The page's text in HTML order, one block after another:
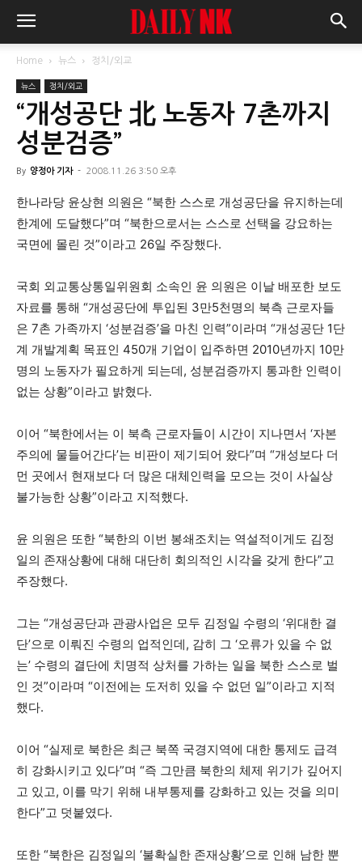
Home 뉴스 정치/외교
뉴스 정치/외교
“개성공단 北 노동자 7촌까지
성분검증”
By 양정아 기자 - 2008.11.26 3:50 오후
한나라당 윤상현 의원은 “북한 스스로 개성공단을 유지하는데
한계에 도달했다”며 “북한으로서는 스스로 선택을 강요하는
국면에 몰린 것”이라고 26일 주장했다.
국회 외교통상통일위원회 소속인 윤 의원은 이날 배포한 보도
자료를 통해 “개성공단에 투입된 3만5천명의 북측 근로자들
은 7촌 가족까지 ‘성분검증’을 마친 인력”이라며 “개성공단 1단
계 개발계획 목표인 450개 기업이 입주하면 2010년까지 10만
명의 노동자가 필요하게 되는데, 성분검증까지 통과한 인력이
없는 상황”이라고 밝혔다.
이어 “북한에서는 이 북측 근로자들이 시간이 지나면서 ‘자본
주의에 물들어간다’는 비판이 제기되어 왔다”며 “개성보다 더
먼 곳에서 현재보다 더 많은 대체인력을 모으는 것이 사실상
불가능한 상황”이라고 지적했다.
윤 의원은 또한 “북한의 이번 봉쇄조치는 역설적이게도 김정
일의 존재상황에 대해 대단히 회의적인 시각을 갖게 한다”고
주장했다.
그는 “개성공단과 관광사업은 모두 김정일 수령의 ‘위대한 결
단’으로 이뤄진 수령의 업적인데, 감히 그 ‘오류가 있을 수 없
는’ 수령의 결단에 치명적 상처를 가하는 일을 북한 스스로 벌
인 것”이라며 “이전에는 도저히 있을 수 없던 일”이라고 지적
했다.
이어 “실제로 북한은 최근 북쪽 국경지역에 대한 통제도 급격
히 강화시키고 있다”며 “즉 그만큼 북한의 체제 위기가 깊어지
고 있고, 이를 막기 위해 내부통제를 강화하고 있는 것을 의미
한다”고 덧붙였다.
또한 “북한은 김정일의 ‘불확실한 존재상황’으로 인해 남한 뿐